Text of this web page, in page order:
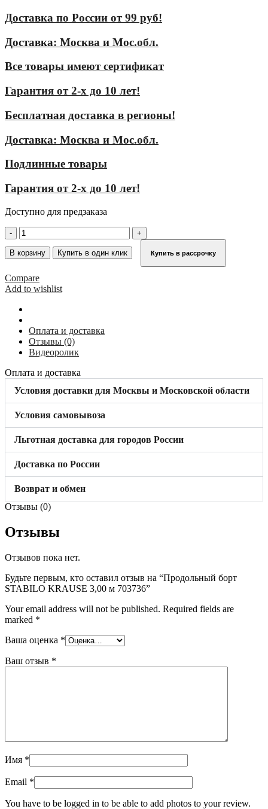
Доставка по России от 99 руб!
Доставка: Москва и Мос.обл.
Все товары имеют сертификат
Гарантия от 2-х до 10 лет!
Бесплатная доставка в регионы!
Доставка: Москва и Мос.обл.
Подлинные товары
Гарантия от 2-х до 10 лет!
Доступно для предзаказа
Количество
товара
Продольный
STABILO
KRAUSE
3,00
м
703736
В корзину Купить в один клик Купить в рассрочку
Compare
Add to wishlist
Оплата и доставка
Отзывы (0)
Видеоролик
Оплата и доставка
Условия доставки для Москвы и Московской области
Условия самовывоза
Льготная доставка для городов России
Доставка по России
Возврат и обмен
Отзывы (0)
Отзывы
Отзывов пока нет.
Будьте первым, кто оставил отзыв на “Продольный борт
STABILO KRAUSE 3,00 м 703736”
Your email address will not be published. Required fields are
marked *
Ваша оценка *
Ваш отзыв *
Имя *
Email *
You have to be logged in to be able to add photos to your review.